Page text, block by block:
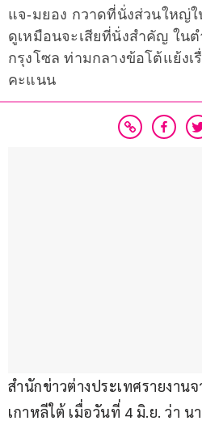
แจ-มยอง กวาดที่นั่งส่วนใหญ่
ดูเหมือนจะเสียที่นั่งสำคัญ ใน
กรุงโซล ท่ามกลางข้อโต้แย้ง
คะแนน
สำนักข่าวต่างประเทศรายงาน
เกาหลีใต้ เมื่อวันที่ 4 มิ.ย. ว่า น